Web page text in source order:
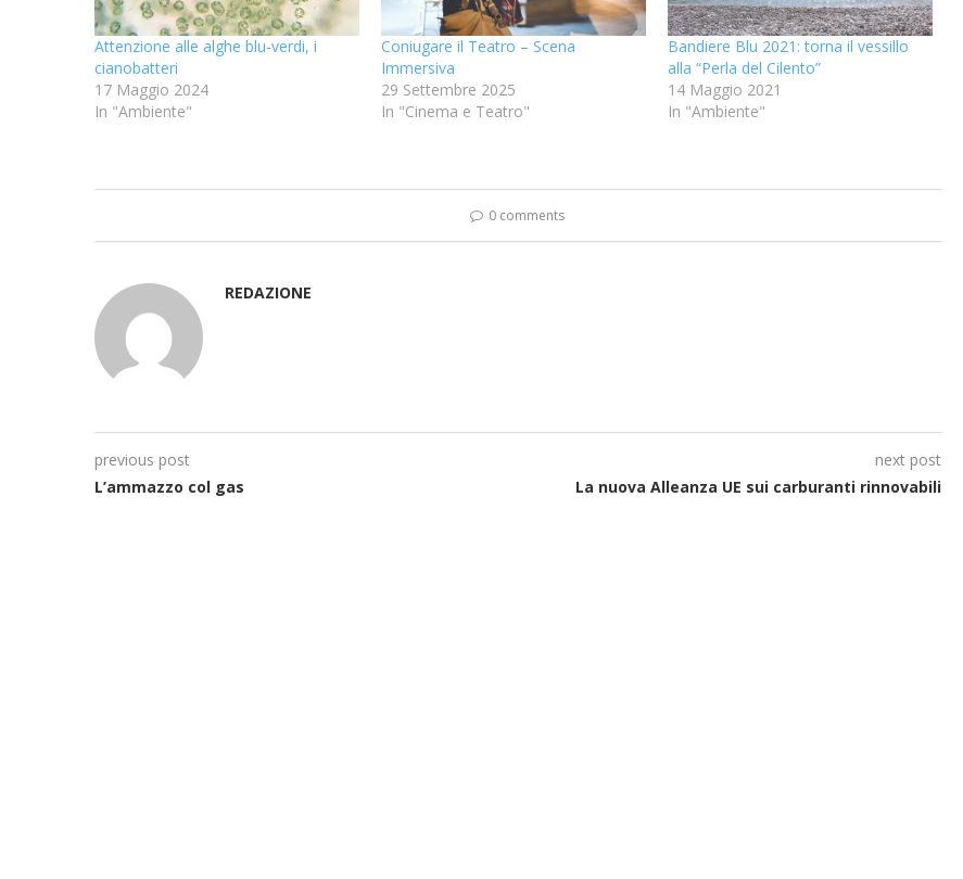
Attenzione alle alghe blu-verdi, i
cianobatteri
17 Maggio 2024
In "Ambiente"
Coniugare il Teatro – Scena
Immersiva
29 Settembre 2025
In "Cinema e Teatro"
Bandiere Blu 2021: torna il vessillo
alla “Perla del Cilento”
14 Maggio 2021
In "Ambiente"
0 comments
REDAZIONE
previous post
L’ammazzo col gas
next post
La nuova Alleanza UE sui carburanti rinnovabili